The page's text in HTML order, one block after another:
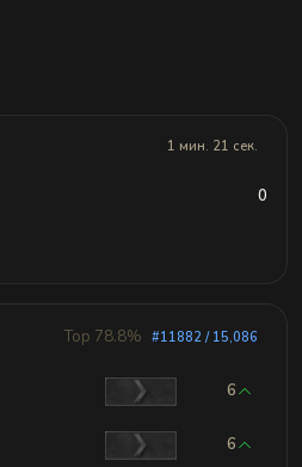
1 мин. 21 сек.
0
Top 78.8% #11882 / 15,086
6
6